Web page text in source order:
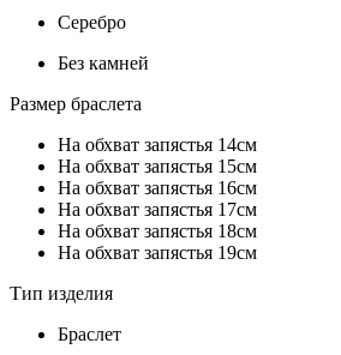
Серебро
Без камней
Размер браслета
На обхват запястья 14см
На обхват запястья 15см
На обхват запястья 16см
На обхват запястья 17см
На обхват запястья 18см
На обхват запястья 19см
Тип изделия
Браслет